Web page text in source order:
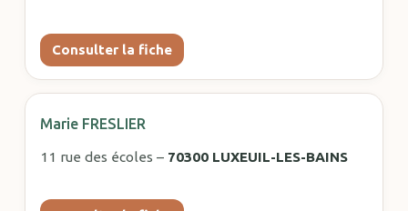
Consulter la fiche
Marie FRESLIER
11 rue des écoles – 70300 LUXEUIL-LES-BAINS